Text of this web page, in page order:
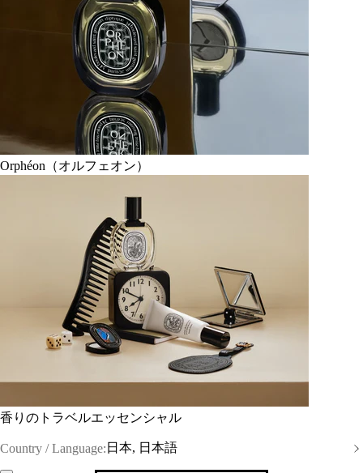
Orphéon（オルフェオン）
香りのトラベルエッセンシャル
Country / Language: 日本, 日本語